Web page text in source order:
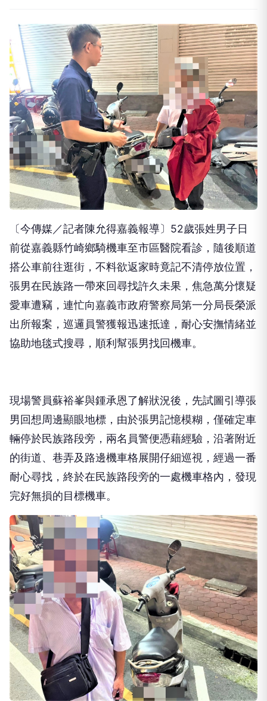
〔今傳媒／記者陳允得嘉義報導〕52歲張姓男子日
前從嘉義縣竹崎鄉騎機車至市區醫院看診，隨後順道
搭公車前往逛街，不料欲返家時竟記不清停放位置，
張男在民族路一帶來回尋找許久未果，焦急萬分懷疑
愛車遭竊，連忙向嘉義市政府警察局第一分局長榮派
出所報案，巡邏員警獲報迅速抵達，耐心安撫情緒並
協助地毯式搜尋，順利幫張男找回機車。
現場警員蘇裕峯與鍾承恩了解狀況後，先試圖引導張
男回想周邊顯眼地標，由於張男記憶模糊，僅確定車
輛停於民族路段旁，兩名員警便憑藉經驗，沿著附近
的街道、巷弄及路邊機車格展開仔細巡視，經過一番
耐心尋找，終於在民族路段旁的一處機車格內，發現
完好無損的目標機車。